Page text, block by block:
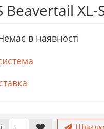
Beavertail XL-
в наявностi